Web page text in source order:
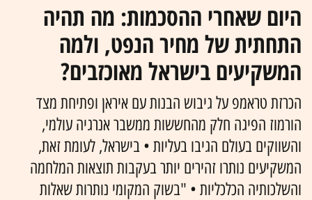
היום שאחרי ההסכמות: מה תהיה
התחתית של מחיר הנפט, ולמה
המשקיעים בישראל מאוכזבים?
הכרזת טראמפ על גיבוש הבנות עם איראן ופתיחת מצד
הורמוז הפיגה חלק מהחששות ממשבר אנרגיה עולמי,
והשווקים בעולם הגיבו בעליות • בישראל, לעומת זאת,
המשקיעים נותרו זהירים יותר בעקבות תוצאות המלחמה
והשלכותיה הכלכליות • "בשוק המקומי נותרות שאלות